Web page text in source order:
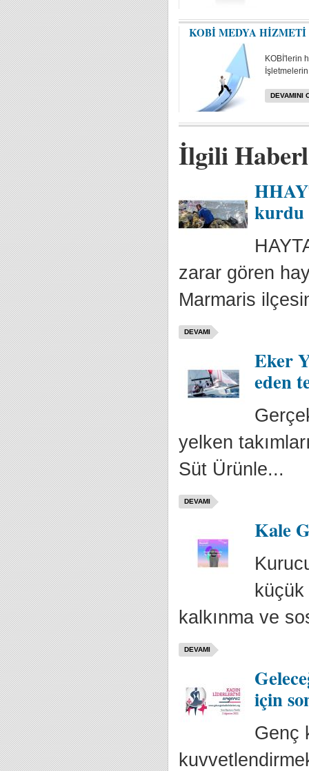
KOBİ MEDYA HİZMETİ
KOBİ'lerin
DEVAMINI
İlgili
kurdu
zarar gören
Marmaris
DEVAMI
Eker
eden
yelken
Süt Ürünle...
DEVAMI
Kale
küçük
kalkınma ve
DEVAMI
için
Genç